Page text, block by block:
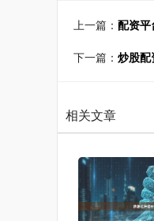
上一篇： 配资
下一篇： 炒股
相关文章